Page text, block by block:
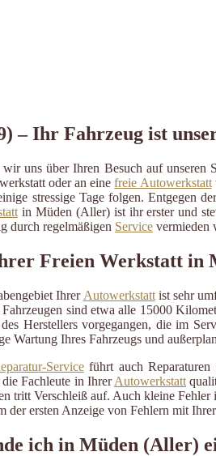
– Ihr Fahrzeug ist
uns über Ihren Besuch auf unseren
oder an einefreie Autowerkstatt
stressige Tage folgen.
in Müden (Aller) ist ihr erster und
durch regelmäßigen Service vermieden
Freien Werkstatt in
Ihrer Autowerkstattist sehr
Fahrzeugen sind etwa alle 15000
Herstellers vorgegangen, die im
Wartung Ihres Fahrzeugs und
Serviceführt auch Reparaturen
die Fachleute in IhrerAutowerkstatt
tritt Verschleiß auf. Auch kleine
der ersten Anzeige von Fehlern mit Ihrer
ich in Müden (Aller)